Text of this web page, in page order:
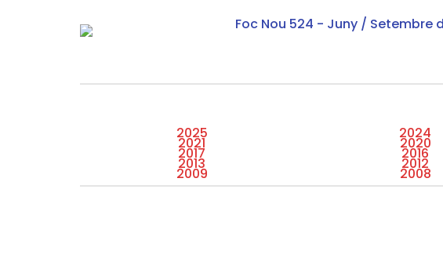
2025
2021
2017
2013
2009
2024
2020
2016
2012
2008